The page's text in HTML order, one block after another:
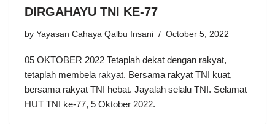
DIRGAHAYU TNI KE-77
by Yayasan Cahaya Qalbu Insani October 5, 2022
05 OKTOBER 2022 Tetaplah dekat dengan rakyat,
tetaplah membela rakyat. Bersama rakyat TNI kuat,
bersama rakyat TNI hebat. Jayalah selalu TNI. Selamat
HUT TNI ke-77, 5 Oktober 2022.